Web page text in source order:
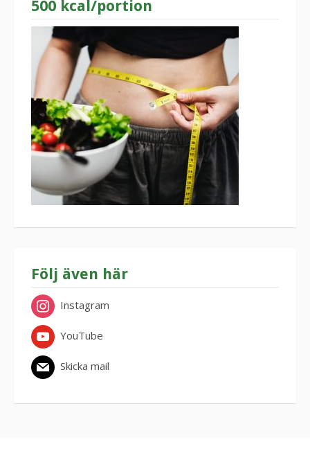
500 kcal/portion
Följ även här
Instagram
YouTube
Skicka mail